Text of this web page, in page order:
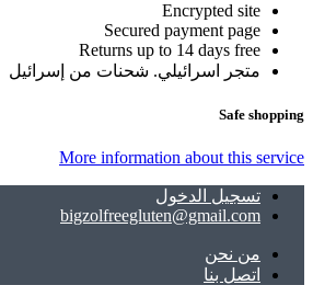
Encrypted site
Secured payment page
Returns up to 14 days free
متجر اسرائيلي. شحنات من إسرائيل
Safe shopping
More information about this service
تسجيل الدخول
bigzolfreegluten@gmail.com
ﻣﻦ ﻧﺤﻦ
اتصل بنا